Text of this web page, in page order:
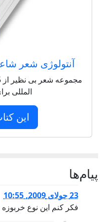
آنتولوژی شعر
المللی
این
پيام‌ها
23 جولای 2009, 10:55
فکر کنم این نوع